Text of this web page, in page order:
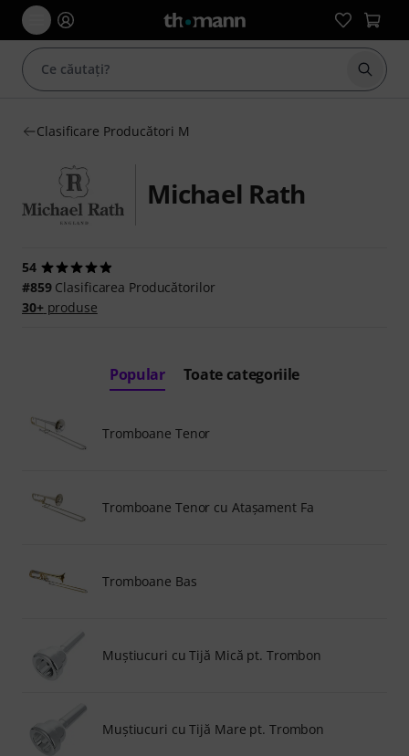
Clasificare Producători M
Michael Rath
54
#859Clasificarea Producătorilor
30+produse
Popular Toate categoriile
Tromboane Tenor
Tromboane Tenor cu Ataşament Fa
Tromboane Bas
Muştiucuri cu Tijă Mică pt. Trombon
Muştiucuri cu Tijă Mare pt. Trombon